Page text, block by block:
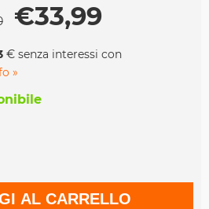
€33,99
€ senza interessi con
»
AL CARRELLO